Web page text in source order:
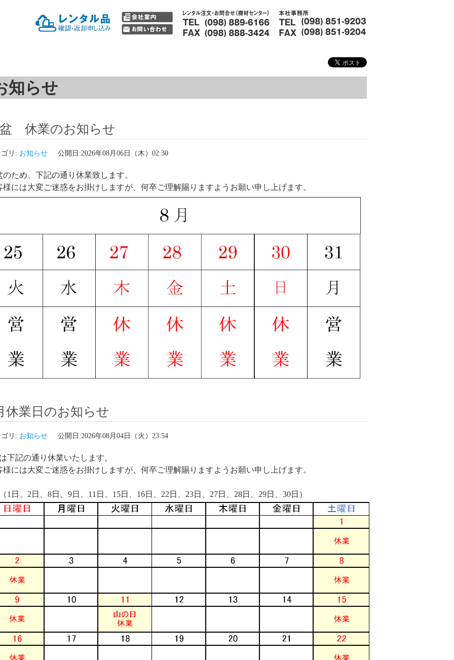
大宮工機
知らせ
休業のお知らせ
リ: お知らせ 公開日:2026年08月06日（木）02:30
のため、下記の通り休業致します。
様には大変ご迷惑をお掛けしますが、何卒ご理解賜りますようお願い申し上げます。
休業日のお知らせ
リ: お知らせ 公開日:2026年08月04日（火）23:54
下記の通り休業いたします。
様には大変ご迷惑をお掛けしますが、何卒ご理解賜りますようお願い申し上げます。
1日、2日、8日、9日、11日、15日、16日、22日、23日、27日、28日、29日、30日）